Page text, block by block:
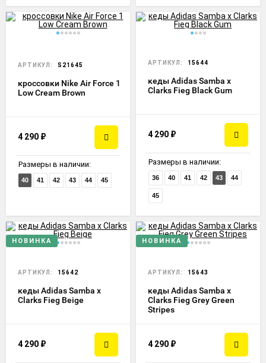
АРТИКУЛ: S21645
кроссовки Nike Air Force 1
Low Cream Brown
4 290 ₽
Размеры в наличии:
40 41 42 43 44 45
АРТИКУЛ: 15644
кеды Adidas Samba x
Clarks Fieg Black Gum
4 290 ₽
Размеры в наличии:
36 40 41 42 43 44
45
НОВИНКА
АРТИКУЛ: 15642
кеды Adidas Samba x
Clarks Fieg Beige
4 290 ₽
НОВИНКА
АРТИКУЛ: 15643
кеды Adidas Samba x
Clarks Fieg Grey Green
Stripes
4 290 ₽